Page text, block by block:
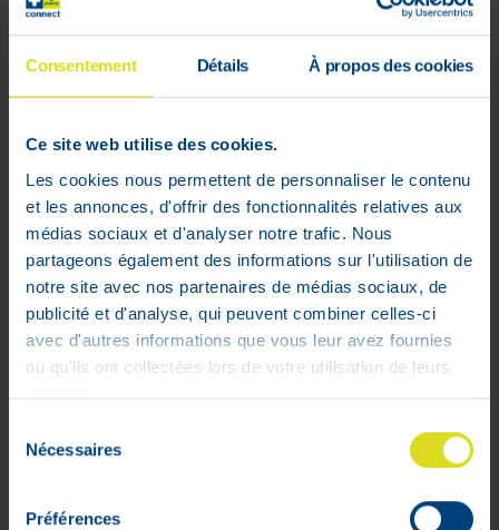
Consentement Détails À propos des cookies
Ce site web utilise des cookies.
Les cookies nous permettent de personnaliser le contenu
et les annonces, d'offrir des fonctionnalités relatives aux
médias sociaux et d'analyser notre trafic. Nous
partageons également des informations sur l'utilisation de
notre site avec nos partenaires de médias sociaux, de
publicité et d'analyse, qui peuvent combiner celles-ci
avec d'autres informations que vous leur avez fournies
ou qu'ils ont collectées lors de votre utilisation de leurs
services.
Nécessaires
Préférences
Gel-crème Certifié BIO
en actifs végétaux
Certifié bio : 99,9% du total des
Ne pique pas et ne brûle pas
Bonne tolérance cutanée
Calmiderm gel-crème certifié biocalme
les démangeaisons et soulage les
irritations telles que les rougeurs, les
égratignures, les piqûres d'insectes et de
plantes ainsi que les légers coups de
soleil. Sa texture nourrissante riche en
actifs végétaux hydrate et aide à
régénérer la peau.